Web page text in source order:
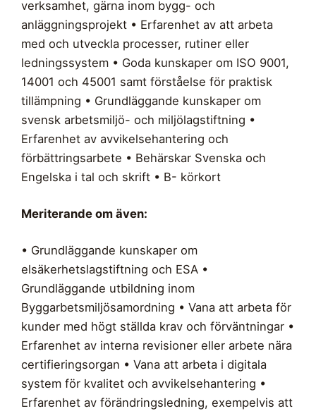
verksamhet, gärna inom bygg- och
anläggningsprojekt • Erfarenhet av att arbeta
med och utveckla processer, rutiner eller
ledningssystem • Goda kunskaper om ISO 9001,
14001 och 45001 samt förståelse för praktisk
tillämpning • Grundläggande kunskaper om
svensk arbetsmiljö- och miljölagstiftning •
Erfarenhet av avvikelsehantering och
förbättringsarbete • Behärskar Svenska och
Engelska i tal och skrift • B- körkort
Meriterande om även:
• Grundläggande kunskaper om
elsäkerhetslagstiftning och ESA •
Grundläggande utbildning inom
Byggarbetsmiljösamordning • Vana att arbeta för
kunder med högt ställda krav och förväntningar •
Erfarenhet av interna revisioner eller arbete nära
certifieringsorgan • Vana att arbeta i digitala
system för kvalitet och avvikelsehantering •
Erfarenhet av förändringsledning, exempelvis att